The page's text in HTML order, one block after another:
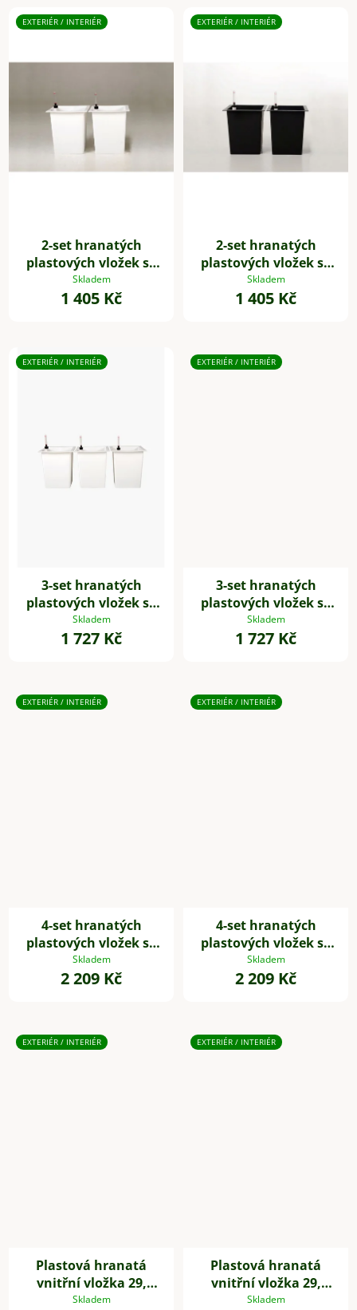
ý
i
p
o
d
EXTERIÉR / INTERIÉR
2-set hranatých
plastových vložek se
samozavlažovacím
setem, 32*29*29 cm,
Skladem
1 405 Kč
EXTERIÉR / INTERIÉR
2-set hranatých
plastových vložek se
samozavlažovacím
setem, 32*29*29 cm,
Skladem
1 405 Kč
EXTERIÉR / INTERIÉR
3-set hranatých
plastových vložek se
samozavlažovacím
setem, 32*29*29 cm,
Skladem
1 727 Kč
EXTERIÉR / INTERIÉR
3-set hranatých
plastových vložek se
samozavlažovacím
setem, 32*29*29 cm,
Skladem
1 727 Kč
EXTERIÉR / INTERIÉR
4-set hranatých
plastových vložek se
samozavlažovacím
setem, 32*29*29 cm,
Skladem
2 209 Kč
EXTERIÉR / INTERIÉR
4-set hranatých
plastových vložek se
samozavlažovacím
setem, 32*29*29 cm,
Skladem
2 209 Kč
EXTERIÉR / INTERIÉR
Plastová hranatá
vnitřní vložka 29,
32*29*29 cm, se
Skladem
EXTERIÉR / INTERIÉR
Plastová hranatá
vnitřní vložka 29,
32*29*29 cm, se
Skladem